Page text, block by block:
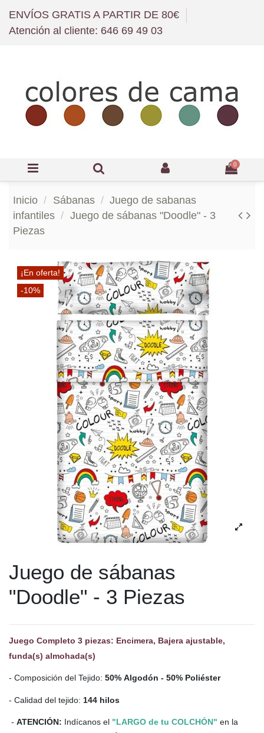
ENVÍOS GRATIS A PARTIR DE 80€
Atención al cliente: 646 69 49 03
0
Inicio Sábanas
Juego de sabanas
infantiles
Juego de sábanas "Doodle" - 3
Piezas
¡En oferta!
-10%
Juego de sábanas
"Doodle" - 3 Piezas
Juego Completo 3 piezas: Encimera, Bajera ajustable,
funda(s) almohada(s)
- Composición del Tejido: 50% Algodón - 50% Poliéster
- Calidad del tejido: 144 hilos
- ATENCIÓN: Indícanos el "LARGO de tu COLCHÓN" en la